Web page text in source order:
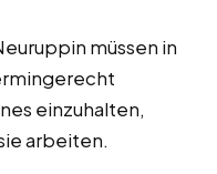
müssen in
einzuhalten,
arbeiten.